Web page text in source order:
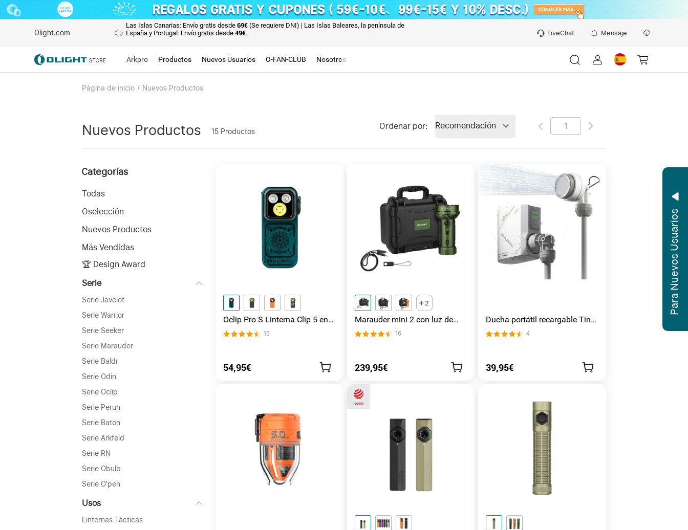
Para Nuevos Usuarios
Olight.com
Las Islas Canarias: Envío gratis desde 69€ (Se requiere DNI) | Las Islas Baleares, la península de
España y Portugal: Envío gratis desde 49€. LiveChat Mensaje
Arkpro Productos Nuevos Usuarios O-FAN-CLUB Nosotros
Página de inicio / Nuevos Productos
Nuevos Productos 15 Productos
Ordenar por: Recomendación
Categorías
Todas
Oselección
Nuevos Productos
Más Vendidas
🏆 Design Award
Serie
Serie Javelot
Serie Warrior
Serie Seeker
Serie Marauder
Serie Baldr
Serie Odin
Serie Oclip
Serie Perun
Serie Baton
Serie Arkfeld
Serie RN
Serie Obulb
Serie O'pen
Usos
Linternas Tácticas
Oclip Pro S Linterna Clip 5 en 1
Luz UV, RGB y Magnética
15
54,95€
2
Marauder mini 2 con luz de
lateral / foco / inundación y
Rojo
16
239,95€
Ducha portátil recargable Tiny
Shower
4
39,95€